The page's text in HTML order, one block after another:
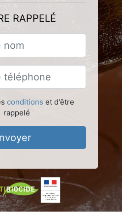
RAPPELÉ
conditions et d'être
rappelé